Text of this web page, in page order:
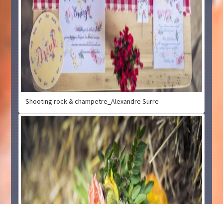
Shooting rock & champetre_Alexandre Surre